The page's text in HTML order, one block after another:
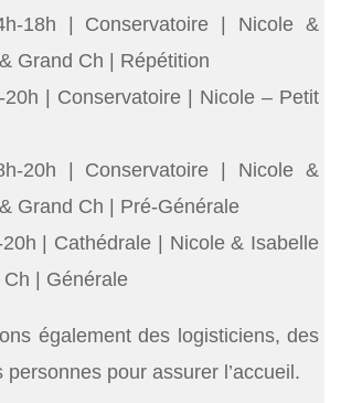
18h | Conservatoire | Nicole &
Grand Ch | Répétition
20h | Conservatoire | Nicole – Petit
20h | Conservatoire | Nicole &
Grand Ch | Pré-Générale
| Cathédrale | Nicole & Isabelle
| Générale
également des logisticiens, des
personnes pour assurer l’accueil.